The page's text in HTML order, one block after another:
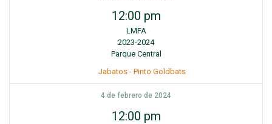
12:00 pm
LMFA
2023-2024
Parque Central
Jabatos - Pinto Goldbats
4 de febrero de 2024
12:00 pm